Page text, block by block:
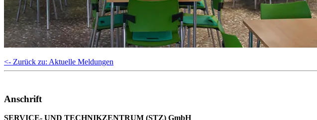
<- Zurück zu: Aktuelle Meldungen
Anschrift
SERVICE- UND TECHNIKZENTRUM (STZ) GmbH